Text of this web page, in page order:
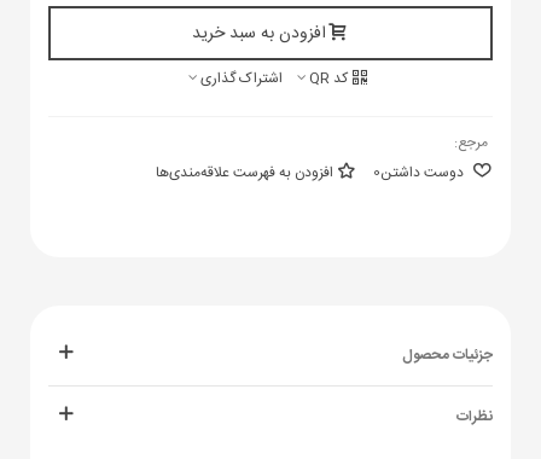
افزودن به سبد خرید
کد QR اشتراک گذاری
مرجع:
دوست داشتن0 افزودن به فهرست علاقه‌مندی‌ها
جزئیات محصول
نظرات